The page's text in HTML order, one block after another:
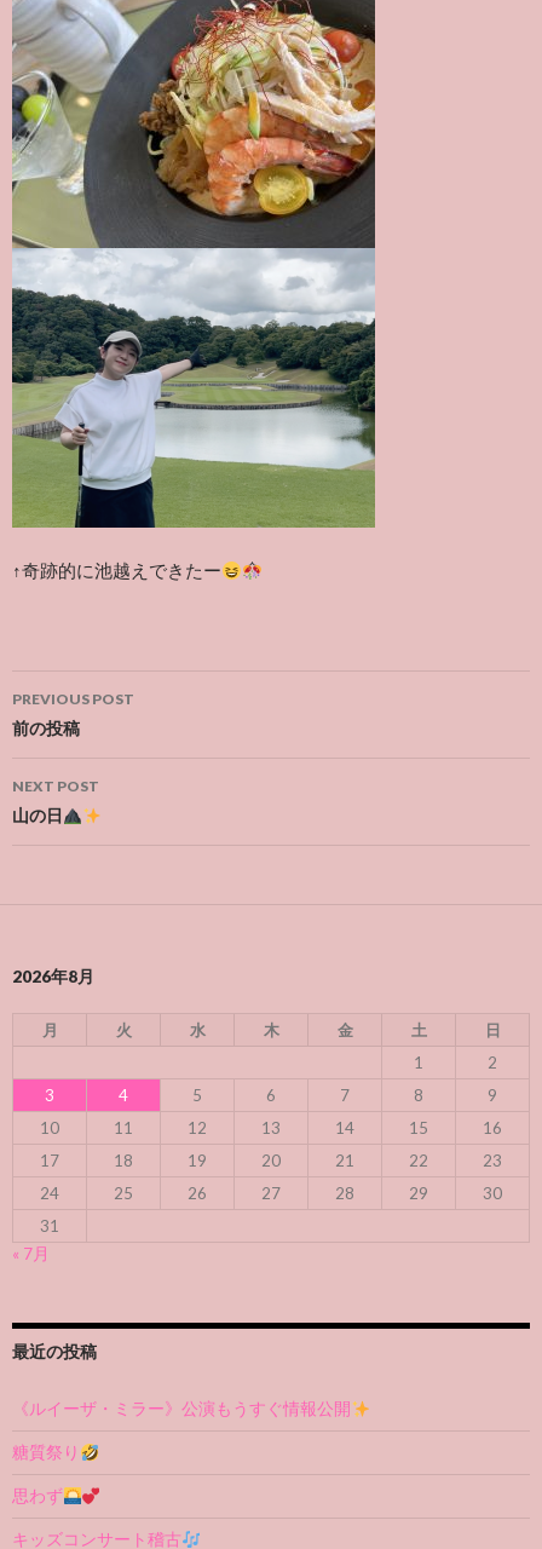
↑奇跡的に池越えできたー
Post
navigation
PREVIOUS POST
前の投稿
NEXT POST
山の日
2026年8月
月 火 水 木 金 土
日
1
2
3
4 5 6 7 8
9
10
11 12 13 14 15
16
17
18 19 20 21 22
23
24
25 26 27 28 29
30
31
« 7月
最近の投稿
《ルイーザ・ミラー》公演もうすぐ情報公開
糖質祭り
思わず
キッズコンサート稽古